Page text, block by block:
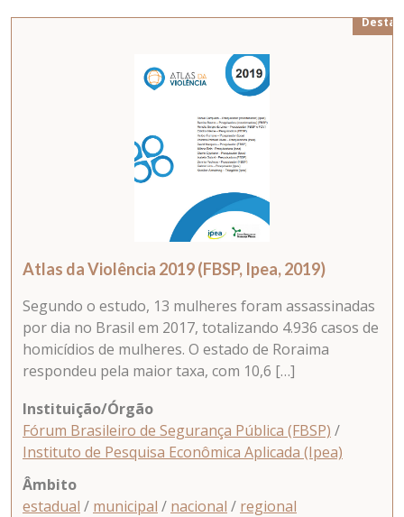
Atlas da Violência 2019 (FBSP, Ipea, 2019)
Segundo o estudo, 13 mulheres foram assassinadas
por dia no Brasil em 2017, totalizando 4.936 casos de
homicídios de mulheres. O estado de Roraima
respondeu pela maior taxa, com 10,6 […]
Instituição/Órgão
Fórum Brasileiro de Segurança Pública (FBSP) /
Instituto de Pesquisa Econômica Aplicada (Ipea)
Âmbito
estadual / municipal / nacional / regional